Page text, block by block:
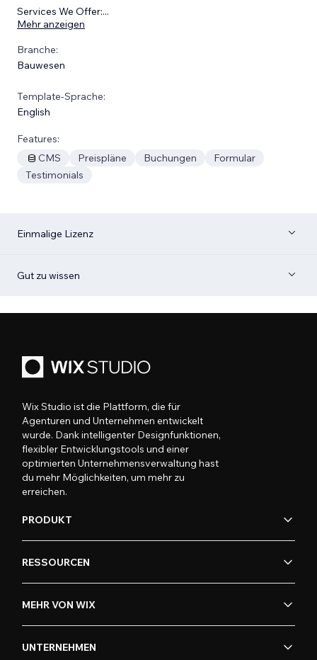
Services We Offer:...
Mehr anzeigen
Branche:
Bauwesen
Template-Sprache:
English
Features:
CMS
Preispläne Buchungen
Formular
Testimonials
Einmalige Lizenz
Gut zu wissen
Wix Studio ist die Plattform, die für
Agenturen und Unternehmen entwickelt
wurde. Dank intelligenter Designfunktionen,
flexibler Entwicklungstools und einer
optimierten Unternehmensverwaltung hast
du mehr Möglichkeiten, um mehr zu
erreichen.
PRODUKT
RESSOURCEN
MEHR VON WIX
UNTERNEHMEN